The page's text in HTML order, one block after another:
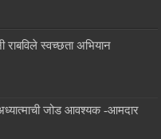
राबविले स्वच्छता अभियान
जोड आवश्यक -आमदार